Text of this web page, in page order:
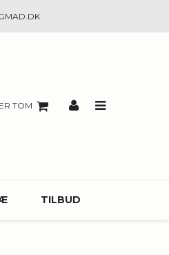
TOM
TILBUD